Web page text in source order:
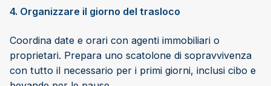
4. Organizzare il giorno del trasloco
Coordina date e orari con agenti immobiliari o
proprietari. Prepara uno scatolone di sopravvivenza
con tutto il necessario per i primi giorni, inclusi cibo e